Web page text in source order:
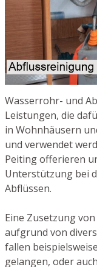
Wasserrohr- und
Leistungen, die
in Wohnhäusern
und verwendet
Peiting offerieren
Unterstützung bei
Abflüssen.
Eine Zusetzung
aufgrund von
fallen
gelangen, oder